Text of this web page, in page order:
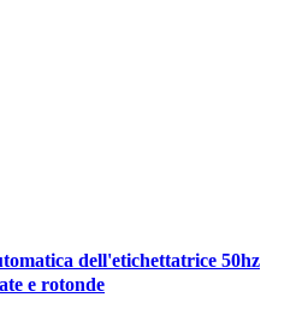
dell'etichettatrice 50hz
e rotonde